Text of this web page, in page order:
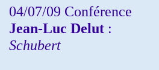
04/07/09 Conférence
Jean-Luc Delut :
Schubert